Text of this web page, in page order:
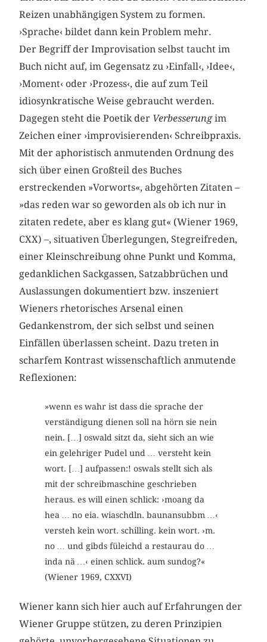
Reizen unabhängigen System zu formen.
›Sprache‹ bildet dann kein Problem mehr.
Der Begriff der Improvisation selbst taucht im
Buch nicht auf, im Gegensatz zu ›Einfall‹, ›Idee‹,
›Moment‹ oder ›Prozess‹, die auf zum Teil
idiosynkratische Weise gebraucht werden.
Dagegen steht die Poetik der Verbesserungim
Zeichen einer ›improvisierenden‹ Schreibpraxis.
Mit der aphoristisch anmutenden Ordnung des
sich über einen Großteil des Buches
erstreckenden »Vorworts«, abgehörten Zitaten –
»das reden war so geworden als ob ich nur in
zitaten redete, aber es klang gut« (Wiener 1969,
CXX) –, situativen Überlegungen, Stegreifreden,
einer Kleinschreibung ohne Punkt und Komma,
gedanklichen Sackgassen, Satzabbrüchen und
Auslassungen dokumentiert bzw. inszeniert
Wieners rhetorisches Arsenal einen
Gedankenstrom, der sich selbst und seinen
Einfällen überlassen scheint. Dazu treten in
scharfem Kontrast wissenschaftlich anmutende
Reflexionen:
»wenn es wahr ist dass die sprache der
verständigung dienen soll na hörn sie nein
nein. […] oswald sitzt da, sieht sich an wie
ein gelehriger Pudel und … versteht kein
wort. […] aufpassen:! oswals stellt sich als
mit der schreibmaschine geschrieben
heraus. es will einen schlick: ›moang da
hea … no eia. wiaschdln. baunansubbm …‹
versteh kein wort. schilling. kein wort. ›m.
no … und gibds füleichd a restaurau do …
inda nä …‹ einen schlick. aum sundog?«
(Wiener 1969, CXXVI)
Wiener kann sich hier auch auf Erfahrungen der
Wiener Gruppe stützen, zu deren Prinzipien